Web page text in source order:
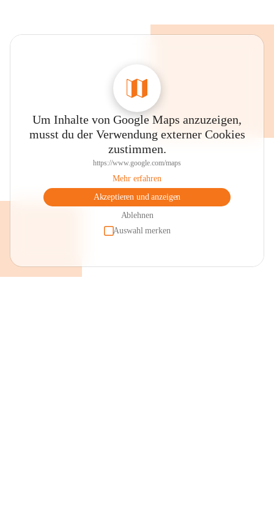
Um Inhalte von Google Maps anzuzeigen,
musst du der Verwendung externer Cookies
zustimmen.
https://www.google.com/maps
Mehr erfahren
Akzeptieren und anzeigen
Ablehnen
Auswahl merken